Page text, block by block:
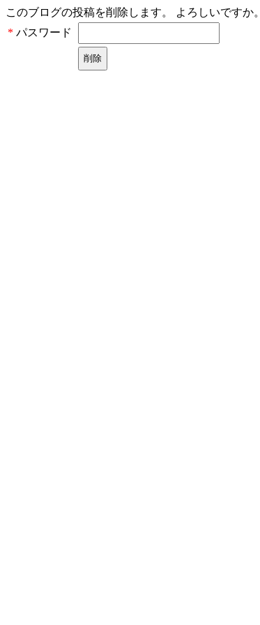
このブログの投稿を削除します。 よろしいですか。
パスワード